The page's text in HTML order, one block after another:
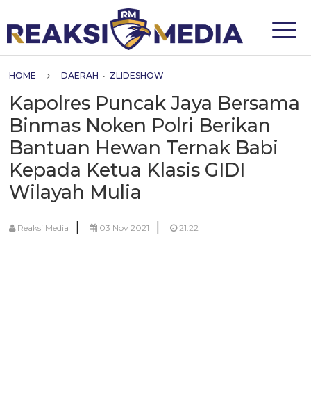
HOME DAERAH • ZLIDESHOW
Kapolres Puncak Jaya Bersama
Binmas Noken Polri Berikan
Bantuan Hewan Ternak Babi
Kepada Ketua Klasis GIDI
Wilayah Mulia
Reaksi Media | 03 Nov 2021 | 21:22